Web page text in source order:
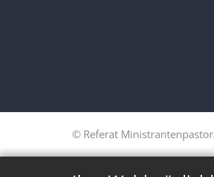
© Referat